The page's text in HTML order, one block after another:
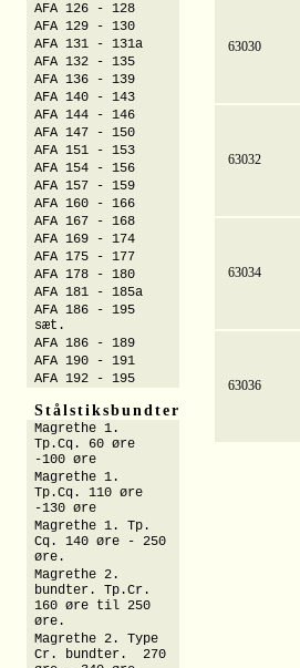
63030
63032
63034
63036
AFA 126 - 128
AFA 129 - 130
AFA 131 - 131a
AFA 132 - 135
AFA 136 - 139
AFA 140 - 143
AFA 144 - 146
AFA 147 - 150
AFA 151 - 153
AFA 154 - 156
AFA 157 - 159
AFA 160 - 166
AFA 167 - 168
AFA 169 - 174
AFA 175 - 177
AFA 178 - 180
AFA 181 - 185a
AFA 186 - 195
sæt.
AFA 186 - 189
AFA 190 - 191
AFA 192 - 195
Stålstiksbundter
Magrethe 1.
Tp.Cq. 60 øre
-100 øre
Magrethe 1.
Tp.Cq. 110 øre
-130 øre
Magrethe 1. Tp.
Cq. 140 øre - 250
øre.
Magrethe 2.
bundter. Tp.Cr.
160 øre til 250
øre.
Magrethe 2. Type
Cr. bundter. 270